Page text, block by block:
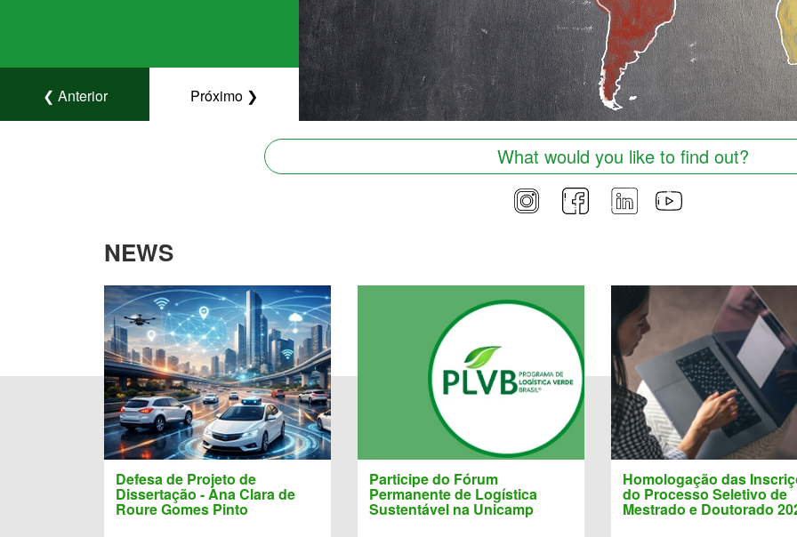
❮ Anterior Próximo ❯
NEWS
Defesa de Projeto de
Dissertação - Ana Clara de
Roure Gomes Pinto
Participe do Fórum
Permanente de Logística
Sustentável na Unicamp
Homologação das
do Processo Seletivo de
Mestrado e Doutorado